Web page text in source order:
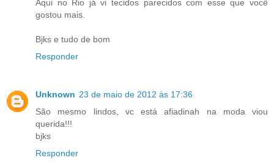
Aqui no Rio já vi tecidos parecidos com esse que você
gostou mais.
Bjks e tudo de bom
Responder
Unknown 23 de maio de 2012 às 17:36
São mesmo lindos, vc está afiadinah na moda viou
querida!!!
bjks
Responder